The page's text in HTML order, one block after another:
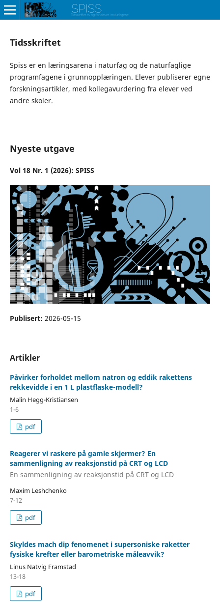
Tidsskriftet
Spiss er en læringsarena i naturfag og de naturfaglige
programfagene i grunnopplæringen. Elever publiserer egne
forskningsartikler, med kollegavurdering fra elever ved
andre skoler.
Nyeste utgave
Vol 18 Nr. 1 (2026): SPISS
Publisert: 2026-05-15
Artikler
Påvirker forholdet mellom natron og eddik rakettens
rekkevidde i en 1 L plastflaske-modell?
Malin Hegg-Kristiansen
1-6
pdf
Reagerer vi raskere på gamle skjermer? En
sammenligning av reaksjonstid på CRT og LCD
En sammenligning av reaksjonstid på CRT og LCD
Maxim Leshchenko
7-12
pdf
Skyldes mach dip fenomenet i supersoniske raketter
fysiske krefter eller barometriske måleavvik?
Linus Natvig Framstad
13-18
pdf